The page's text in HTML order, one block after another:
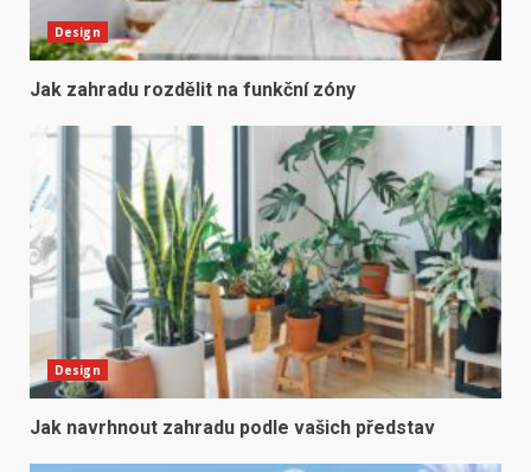
Design
Jak zahradu rozdělit na funkční zóny
Design
Jak navrhnout zahradu podle vašich představ